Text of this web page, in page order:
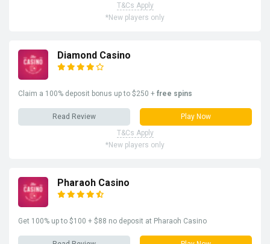
T&Cs Apply
*New players only
Diamond Casino
Claim a 100% deposit bonus up to $250 + free spins
Read Review
Play Now
T&Cs Apply
*New players only
Pharaoh Casino
Get 100% up to $100 + $88 no deposit at Pharaoh Casino